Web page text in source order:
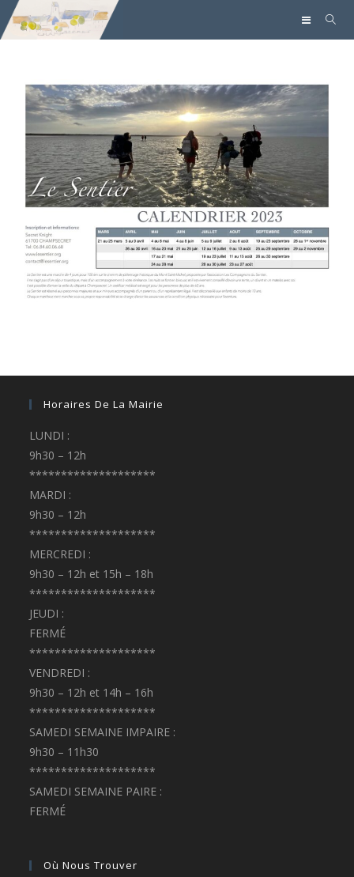
Horaires De La Mairie
LUNDI :
9h30 – 12h
********************
MARDI :
9h30 – 12h
********************
MERCREDI :
9h30 – 12h et 15h – 18h
********************
JEUDI :
FERMÉ
********************
VENDREDI :
9h30 – 12h et 14h – 16h
********************
SAMEDI SEMAINE IMPAIRE :
9h30 – 11h30
********************
SAMEDI SEMAINE PAIRE :
FERMÉ
Où Nous Trouver